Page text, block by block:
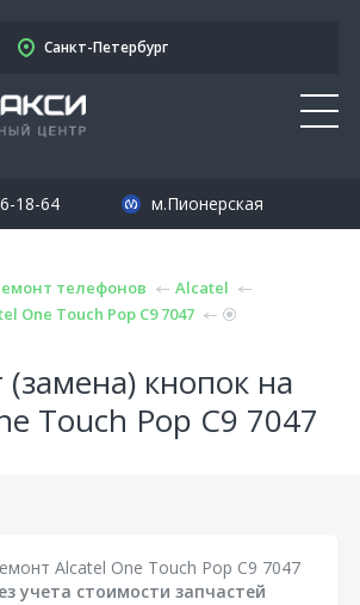
Санкт-Петербург
18-64 м.Пионерская
телефонов
Alcatel
One Touch Pop C9 7047
кнопок на
Touch Pop C9 7047
Alcatel One Touch Pop C9 7047
учета стоимости запчастей